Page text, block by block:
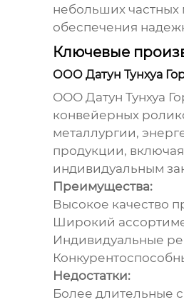
небольших частных
обеспечения
Ключевые
ООО Датун Тунхуа
ООО Датун Тунхуа
конвейерных
металлургии,
продукции,
индивидуальным
Преимущества:
Высокое качество
Широкий
Индивидуальные
Недостатки:
Более длительные